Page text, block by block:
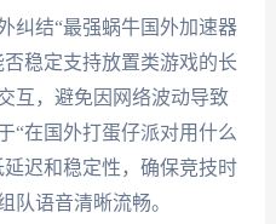
纠结“最强蜗牛国外加速器
稳定支持放置类游戏的长
互，避免因网络波动导致
“在国外打蛋仔派对用什么
迟和稳定性，确保竞技时
队语音清晰流畅。